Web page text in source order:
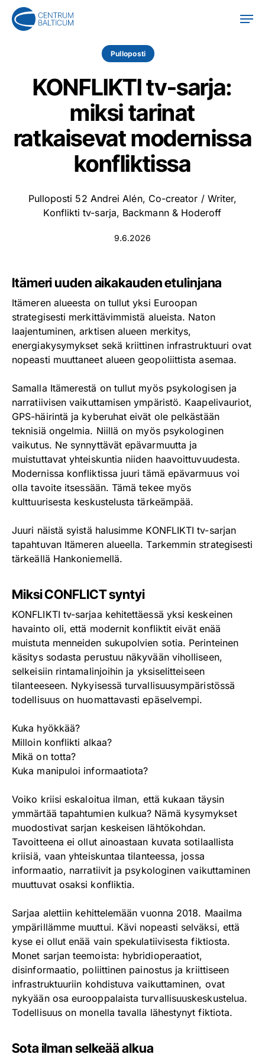
Skip
Pulloposti
KONFLIKTI tv-sarja:
miksi tarinat
ratkaisevat modernissa
konfliktissa
Pulloposti 52 Andrei Alén, Co-creator / Writer,
Konflikti tv-sarja, Backmann & Hoderoff
9.6.2026
Itämeri uuden aikakauden etulinjana
Itämeren alueesta on tullut yksi Euroopan
strategisesti merkittävimmistä alueista. Naton
laajentuminen, arktisen alueen merkitys,
energiakysymykset sekä kriittinen infrastruktuuri ovat
nopeasti muuttaneet alueen geopoliittista asemaa.
Samalla Itämerestä on tullut myös psykologisen ja
narratiivisen vaikuttamisen ympäristö. Kaapelivauriot,
GPS-häirintä ja kyberuhat eivät ole pelkästään
teknisiä ongelmia. Niillä on myös psykologinen
vaikutus. Ne synnyttävät epävarmuutta ja
muistuttavat yhteiskuntia niiden haavoittuvuudesta.
Modernissa konfliktissa juuri tämä epävarmuus voi
olla tavoite itsessään. Tämä tekee myös
kulttuurisesta keskustelusta tärkeämpää.
Juuri näistä syistä halusimme KONFLIKTI tv-sarjan
tapahtuvan Itämeren alueella. Tarkemmin strategisesti
tärkeällä Hankoniemellä.
Miksi CONFLICT syntyi
KONFLIKTI tv-sarjaa kehitettäessä yksi keskeinen
havainto oli, että modernit konfliktit eivät enää
muistuta menneiden sukupolvien sotia. Perinteinen
käsitys sodasta perustuu näkyvään viholliseen,
selkeisiin rintamalinjoihin ja yksiselitteiseen
tilanteeseen. Nykyisessä turvallisuusympäristössä
todellisuus on huomattavasti epäselvempi.
Kuka hyökkää?
Milloin konflikti alkaa?
Mikä on totta?
Kuka manipuloi informaatiota?
Voiko kriisi eskaloitua ilman, että kukaan täysin
ymmärtää tapahtumien kulkua? Nämä kysymykset
muodostivat sarjan keskeisen lähtökohdan.
Tavoitteena ei ollut ainoastaan kuvata sotilaallista
kriisiä, vaan yhteiskuntaa tilanteessa, jossa
informaatio, narratiivit ja psykologinen vaikuttaminen
muuttuvat osaksi konfliktia.
Sarjaa alettiin kehittelemään vuonna 2018. Maailma
ympärillämme muuttui. Kävi nopeasti selväksi, että
kyse ei ollut enää vain spekulatiivisesta fiktiosta.
Monet sarjan teemoista: hybridioperaatiot,
disinformaatio, poliittinen painostus ja kriittiseen
infrastruktuuriin kohdistuva vaikuttaminen, ovat
nykyään osa eurooppalaista turvallisuuskeskustelua.
Todellisuus on monella tavalla lähestynyt fiktiota.
Sota ilman selkeää alkua